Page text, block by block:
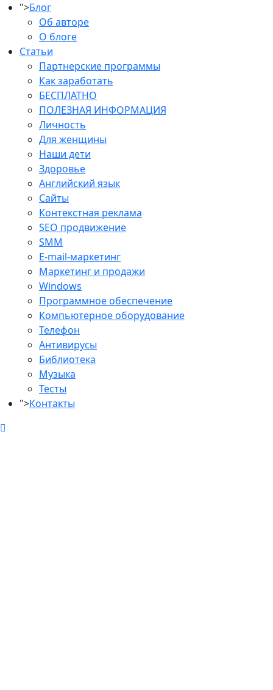
">Блог
Об авторе
О блоге
Статьи
Партнерские программы
Как заработать
БЕСПЛАТНО
ПОЛЕЗНАЯ ИНФОРМАЦИЯ
Личность
Для женщины
Наши дети
Здоровье
Английский язык
Сайты
Контекстная реклама
SEO продвижение
SMM
E-mail-маркетинг
Маркетинг и продажи
Windows
Программное обеспечение
Компьютерное оборудование
Телефон
Антивирусы
Библиотека
Музыка
Тесты
">Контакты